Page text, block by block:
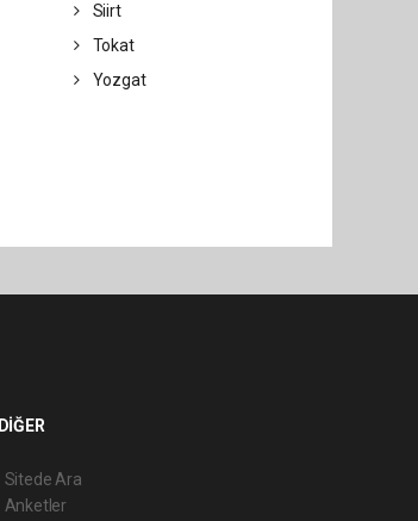
Siirt
Tokat
Yozgat
DİĞER
Sitede Ara
Anketler